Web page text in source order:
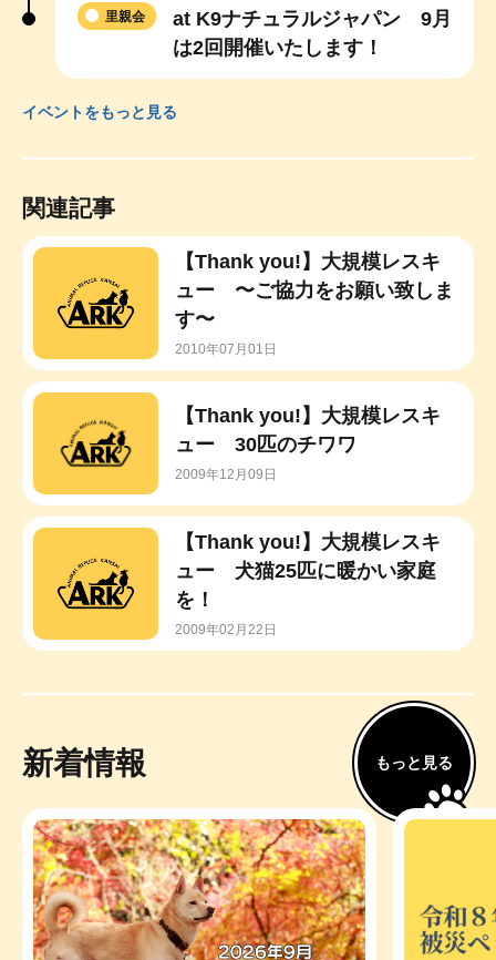
at K9ナチュラルジャパン 9月
は2回開催いたします！
里親会
イベントをもっと見る
関連記事
【Thank you!】大規模レスキ
ュー 〜ご協力をお願い致しま
す〜
2010年07月01日
【Thank you!】大規模レスキ
ュー 30匹のチワワ
2009年12月09日
【Thank you!】大規模レスキ
ュー 犬猫25匹に暖かい家庭
を！
2009年02月22日
新着情報 もっと見る